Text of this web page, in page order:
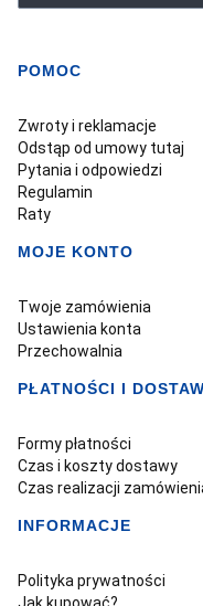
Linki w stopce
POMOC
Zwroty i reklamacje
Odstąp od umowy tutaj
Pytania i odpowiedzi
Regulamin
Raty
MOJE KONTO
Twoje zamówienia
Ustawienia konta
Przechowalnia
PŁATNOŚCI I
Formy płatności
Czas i koszty dostawy
Czas realizacji
INFORMACJE
Polityka prywatności